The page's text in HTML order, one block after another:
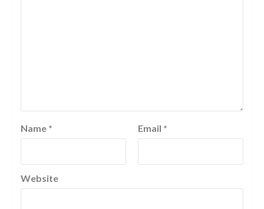
Name * Email *
Website